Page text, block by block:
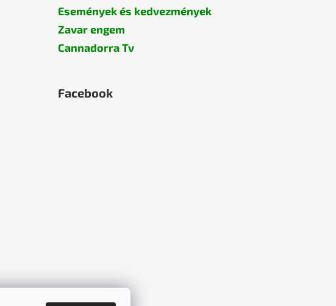
Események és kedvezmények
Zavar engem
Cannadorra Tv
Facebook